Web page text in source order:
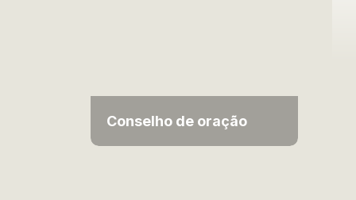
Conselho de oração